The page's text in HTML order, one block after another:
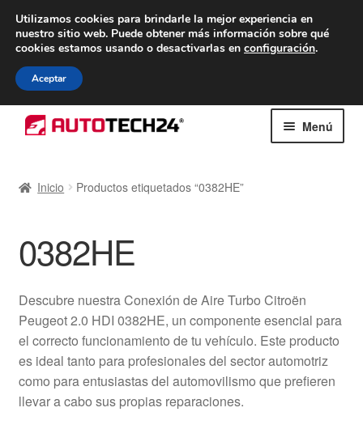
ENTREGA desde 7 EUR
De lunes a viernes de 9 a. m. a 4 p. m.
navegación
al
Menú
Carro
Contacto
Envío al mundo entero
Mi cuenta
Inicio Productos etiquetados “0382HE”
0382HE
Descubre nuestra Conexión de Aire Turbo Citroën
Peugeot 2.0 HDI 0382HE, un componente esencial para
el correcto funcionamiento de tu vehículo. Este producto
es ideal tanto para profesionales del sector automotriz
como para entusiastas del automovilismo que prefieren
llevar a cabo sus propias reparaciones.
Utilizamos cookies para brindarle la mejor experiencia en
nuestro sitio web. Puede obtener más información sobre qué
cookies estamos usando o desactivarlas en configuración.
Aceptar